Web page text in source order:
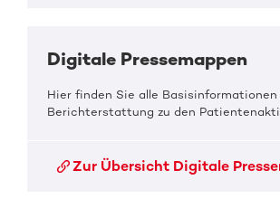
Digitale Pressemappen
Hier finden Sie alle
Berichterstattung zu den
Zur Übersicht Digitale